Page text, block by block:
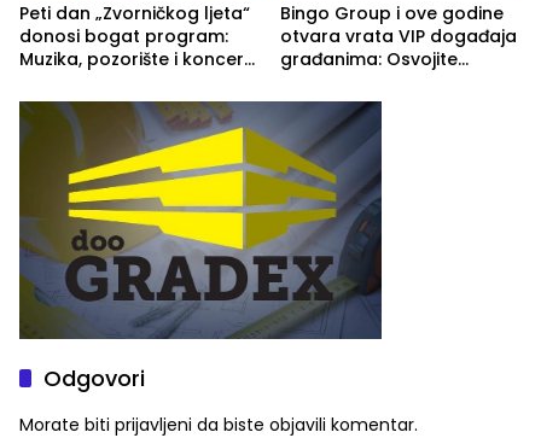
Peti dan „Zvorničkog ljeta“
donosi bogat program:
Muzika, pozorište i koncert
Bingo Group i ove godine
otvara vrata VIP događaja
građanima: Osvojite
Graše
Odgovori
Morate biti prijavljeni da biste objavili komentar.